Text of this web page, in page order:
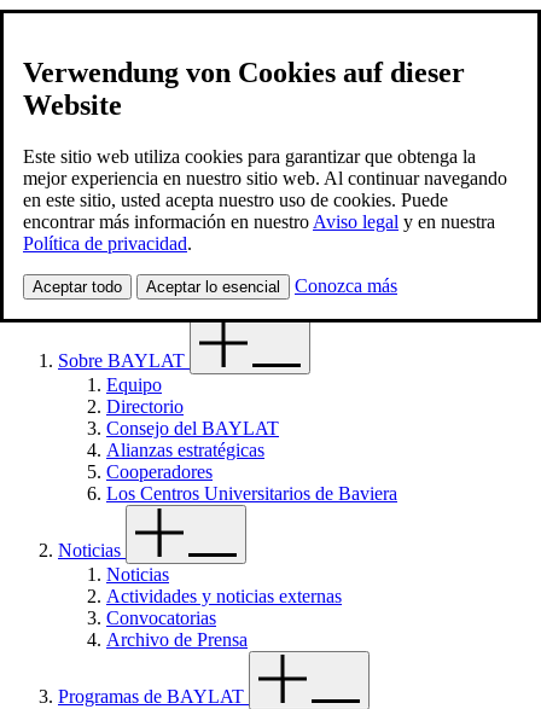
Verwendung von Cookies auf dieser
Website
Este sitio web utiliza cookies para garantizar que obtenga la
mejor experiencia en nuestro sitio web. Al continuar navegando
en este sitio, usted acepta nuestro uso de cookies. Puede
encontrar más información en nuestro Aviso legal y en nuestra
Política de privacidad.
Aceptar todo Aceptar lo esencial Conozca más
Contacto
Spanish
Búsqueda
Búsqueda
Menú
Sobre BAYLAT
Equipo
Directorio
Consejo del BAYLAT
Alianzas estratégicas
Cooperadores
Los Centros Universitarios de Baviera
Noticias
Noticias
Actividades y noticias externas
Convocatorias
Archivo de Prensa
Programas de BAYLAT